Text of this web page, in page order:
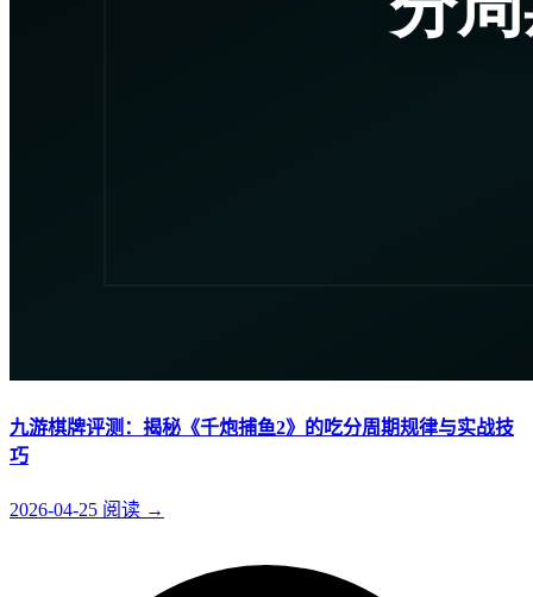
九游棋牌评测：揭秘《千炮捕鱼2》的吃分周期规律与实战技
巧
2026-04-25 阅读 →